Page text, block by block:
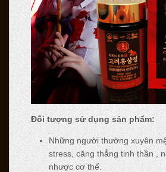
Đối tượng sử dụng sản phẩm:
Những người thường xuyên
stress, căng thẳng tinh thần ,
nhược cơ thể.